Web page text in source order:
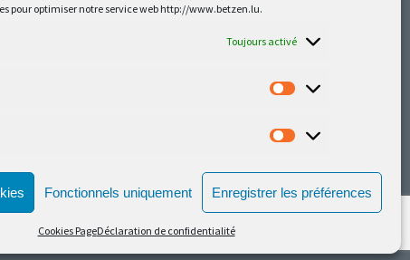
pour optimiser notre service web http://www.betzen.lu.
Toujours activé
Fonctionnels uniquement Enregistrer les préférences
Cookies PageDéclaration de confidentialité